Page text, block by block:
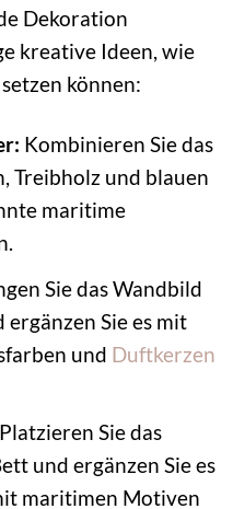
Dekoration
kreative Ideen, wie
können:
Kombinieren Sie das
Treibholz und blauen
maritime
Sie das Wandbild
Sie es mit
und Duftkerzen
Platzieren Sie das
und ergänzen Sie es
maritimen Motiven